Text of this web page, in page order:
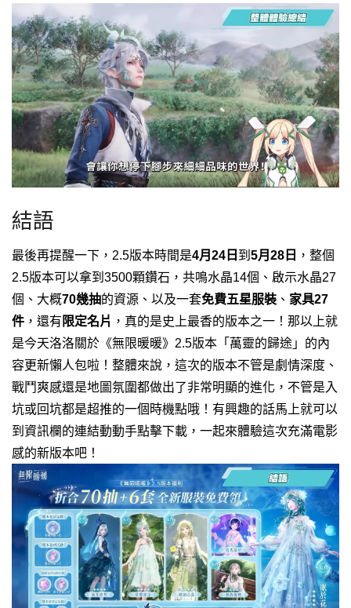
結語
最後再提醒一下，2.5版本時間是4月24日 到 5月28日 ，整個
2.5版本可以拿到3500顆鑽石，共鳴水晶14個、啟示水晶27
個、大概70幾抽的資源、以及一套免費五星服裝 、 家具27
件 ，還有 限定名片 ，真的是史上最香的版本之一！ 那以上就
是今天洛洛關於《無限暖暖》2.5版本「萬靈的歸途」的內
容更新懶人包啦！整體來說，這次的版本不管是劇情深度、
戰鬥爽感還是地圖氛圍都做出了非常明顯的進化，不管是入
坑或回坑都是超推的一個時機點哦！有興趣的話馬上就可以
到資訊欄的連結動動手點擊下載，一起來體驗這次充滿電影
感的新版本吧！